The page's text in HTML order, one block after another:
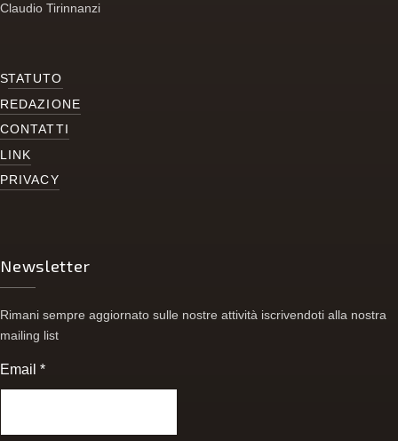
Claudio Tirinnanzi
STATUTO
REDAZIONE
CONTATTI
LINK
PRIVACY
Newsletter
Rimani sempre aggiornato sulle nostre attività iscrivendoti alla nostra
mailing list
Email*